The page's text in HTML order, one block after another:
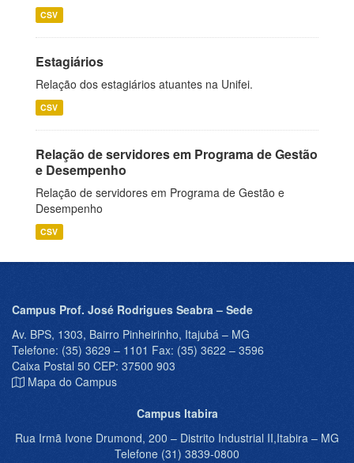
CSV
Estagiários
Relação dos estagiários atuantes na Unifei.
CSV
Relação de servidores em Programa de Gestão
e Desempenho
Relação de servidores em Programa de Gestão e
Desempenho
CSV
Campus Prof. José Rodrigues Seabra – Sede
Av. BPS, 1303, Bairro Pinheirinho, Itajubá – MG
Telefone: (35) 3629 – 1101 Fax: (35) 3622 – 3596
Caixa Postal 50 CEP: 37500 903
Mapa do Campus
Campus Itabira
Rua Irmã Ivone Drumond, 200 – Distrito Industrial II,Itabira – MG
Telefone (31) 3839-0800